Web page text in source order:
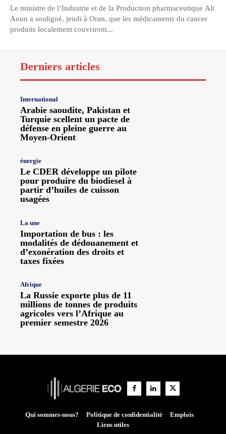
Le ministre de l’Industrie et de la Production pharmaceutique Ali
Aoun a souligné, jeudi à Oran, que les médicaments du cancer
produits localement couvriront...
Derniers articles
International
Arabie saoudite, Pakistan et
Turquie scellent un pacte de
défense en pleine guerre au
Moyen-Orient
énergie
Le CDER développe un pilote
pour produire du biodiesel à
partir d’huiles de cuisson
usagées
La une
Importation de bus : les
modalités de dédouanement et
d’exonération des droits et
taxes fixées
Afrique
La Russie exporte plus de 11
millions de tonnes de produits
agricoles vers l’Afrique au
premier semestre 2026
Qui sommes-nous? Politique de confidentialité
Emplois
Liens utiles